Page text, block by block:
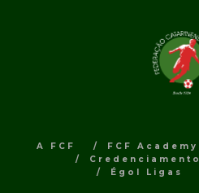
A FCF FCF Academy
Credenciamento
Égol Ligas